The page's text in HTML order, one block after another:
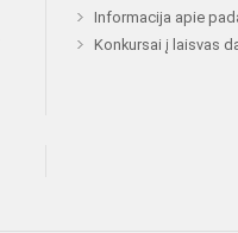
Informacija apie
Konkursai į laisvas